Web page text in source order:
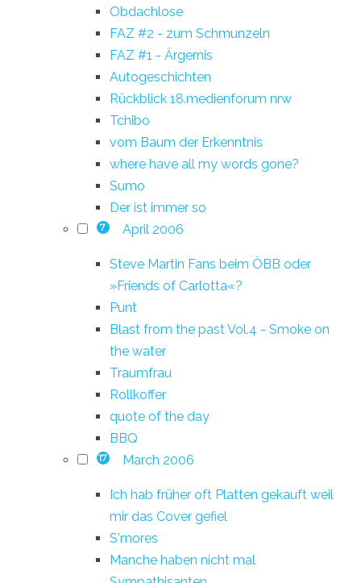
Obdachlose
FAZ #2 - zum Schmunzeln
FAZ #1 - Ärgernis
Autogeschichten
Rückblick 18.medienforum nrw
Tchibo
vom Baum der Erkenntnis
where have all my words gone?
Sumo
Der ist immer so
7 April 2006
Steve Martin Fans beim ÖBB oder
»Friends of Carlotta«?
Punt
Blast from the past Vol.4 - Smoke on
the water
Traumfrau
Rollkoffer
quote of the day
BBQ
17 March 2006
Ich hab früher oft Platten gekauft weil
mir das Cover gefiel
S'mores
Manche haben nicht mal